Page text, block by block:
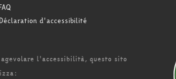
d'accessibilité
agevolare l'accessibilità, questo sito